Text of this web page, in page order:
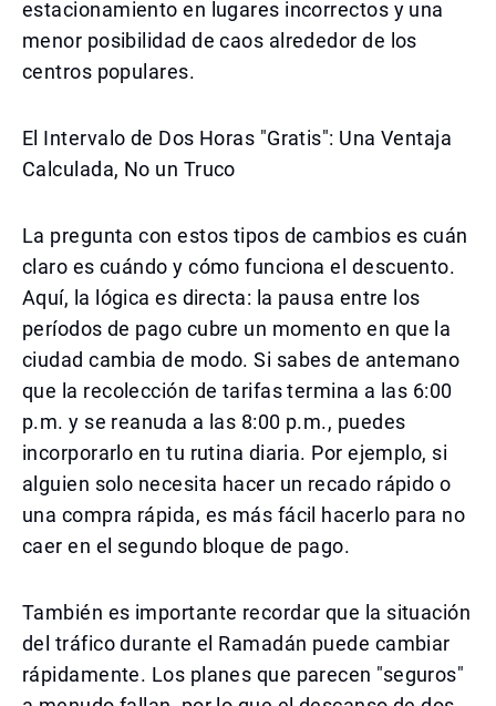
estacionamiento en lugares incorrectos y una
menor posibilidad de caos alrededor de los
centros populares.
El Intervalo de Dos Horas "Gratis": Una Ventaja
Calculada, No un Truco
La pregunta con estos tipos de cambios es cuán
claro es cuándo y cómo funciona el descuento.
Aquí, la lógica es directa: la pausa entre los
períodos de pago cubre un momento en que la
ciudad cambia de modo. Si sabes de antemano
que la recolección de tarifas termina a las 6:00
p.m. y se reanuda a las 8:00 p.m., puedes
incorporarlo en tu rutina diaria. Por ejemplo, si
alguien solo necesita hacer un recado rápido o
una compra rápida, es más fácil hacerlo para no
caer en el segundo bloque de pago.
También es importante recordar que la situación
del tráfico durante el Ramadán puede cambiar
rápidamente. Los planes que parecen "seguros"